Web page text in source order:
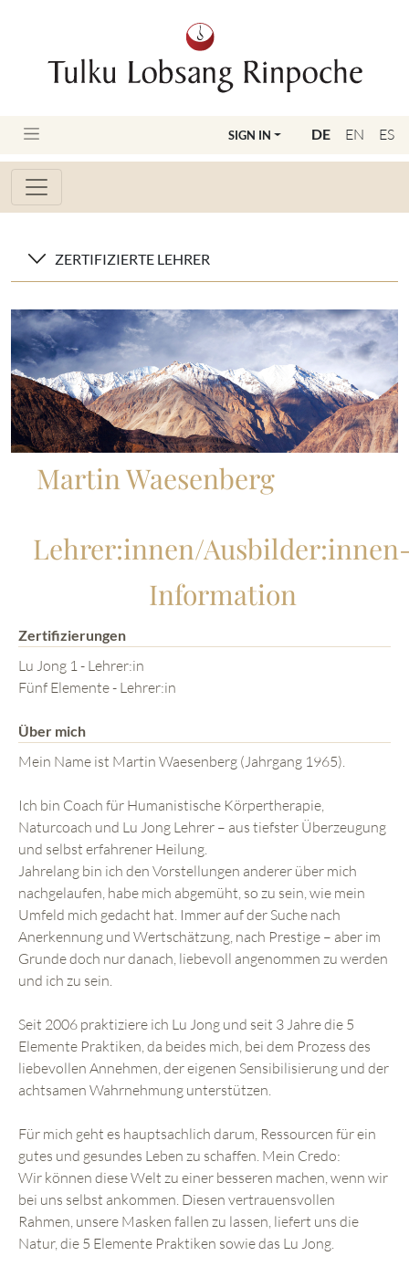
DE EN ES
SIGN IN
ZERTIFIZIERTE LEHRER
Martin Waesenberg
Lehrer:innen/
Information
Zertifizierungen
Lu Jong 1 - Lehrer:in
Fünf Elemente - Lehrer:in
Über mich
Mein Name ist Martin Waesenberg (Jahrgang 1965).
Ich bin Coach für Humanistische Körpertherapie,
Naturcoach und Lu Jong Lehrer – aus tiefster Überzeugung
und selbst erfahrener Heilung.
Jahrelang bin ich den Vorstellungen anderer über mich
nachgelaufen, habe mich abgemüht, so zu sein, wie mein
Umfeld mich gedacht hat. Immer auf der Suche nach
Anerkennung und Wertschätzung, nach Prestige – aber im
Grunde doch nur danach, liebevoll angenommen zu werden
und ich zu sein.
Seit 2006 praktiziere ich Lu Jong und seit 3 Jahre die 5
Elemente Praktiken, da beides mich, bei dem Prozess des
liebevollen Annehmen, der eigenen Sensibilisierung und der
achtsamen Wahrnehmung unterstützen.
Für mich geht es hauptsachlich darum, Ressourcen für ein
gutes und gesundes Leben zu schaffen. Mein Credo:
Wir können diese Welt zu einer besseren machen, wenn wir
bei uns selbst ankommen. Diesen vertrauensvollen
Rahmen, unsere Masken fallen zu lassen, liefert uns die
Natur, die 5 Elemente Praktiken sowie das Lu Jong.